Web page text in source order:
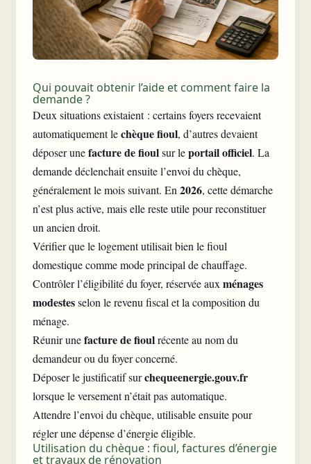
Qui pouvait obtenir l’aide et comment faire la
demande ?
Deux situations existaient : certains foyers recevaient
automatiquement lechèque fioul, d’autres devaient
déposer unefacture de fioulsur leportail officiel. La
demande déclenchait ensuite l’envoi du chèque,
généralement le mois suivant. En 2026, cette démarche
n’est plus active, mais elle reste utile pour reconstituer
un ancien droit.
Vérifier que le logement utilisait bien le fioul
domestique comme mode principal de chauffage.
Contrôler l’éligibilité du foyer, réservée aux ménages
modestesselon le revenu fiscal et la composition du
ménage.
Réunir unefacture de fioulrécente au nom du
demandeur ou du foyer concerné.
Déposer le justificatif surchequeenergie.gouv.fr
lorsque le versement n’était pas automatique.
Attendre l’envoi du chèque, utilisable ensuite pour
régler une dépense d’énergie éligible.
Utilisation du chèque : fioul, factures d’énergie
et travaux de rénovation